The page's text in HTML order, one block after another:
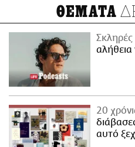
ΘΕΜΑΤΑ
Σκληρές
20
αυτό